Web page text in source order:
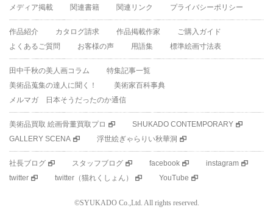
メディア掲載
関連書籍 関連リンク プライバシーポリシー
作品紹介 カタログ請求 作品掲載作家
ご購入ガイド
よくあるご質問
お客様の声 用語集 標準絵画寸法表
田中千秋の美人画コラム
特集記事一覧
美術品蒐集の達人に聞く！
美術家百科事典
メルマガ 日本そうだったのか通信
美術品買取 絵画骨董買取プロ
SHUKADO CONTEMPORARY
GALLERY SCENA
浮世絵ぎゃらりい秋華洞
社長ブログ スタッフブログ facebook
instagram
twitter
twitter（猫れくしょん） YouTube
©SYUKADO Co.,Ltd. All rights reserved.